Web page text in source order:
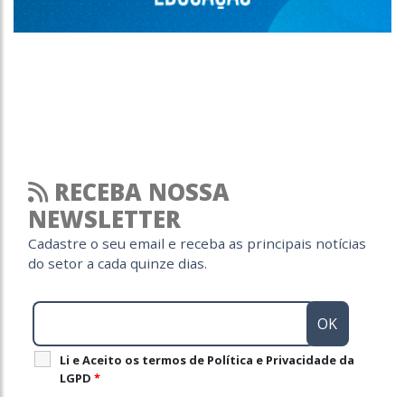
RECEBA NOSSA
NEWSLETTER
Cadastre o seu email e receba as principais notícias
do setor a cada quinze dias.
Li e Aceito os termos de Política e Privacidade da
LGPD *